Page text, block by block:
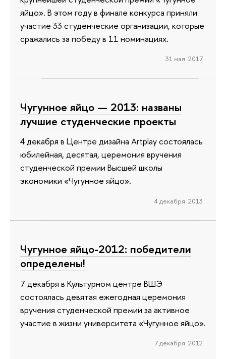
яйцо». В этом году в финале конкурса приняли
участие 33 студенческие организации, которые
сражались за победу в 11 номинациях.
31 мая 2017
Чугунное яйцо — 2013: названы
лучшие студенческие проекты
4 декабря в Центре дизайна Artplay состоялась
юбилейная, десятая, церемония вручения
студенческой премии Высшей школы
экономики «Чугунное яйцо».
4 декабря 2013
Чугунное яйцо-2012: победители
определены!
7 декабря в Культурном центре ВШЭ
состоялась девятая ежегодная церемония
вручения студенческой премии за активное
участие в жизни университета «Чугунное яйцо».
7 декабря 2012